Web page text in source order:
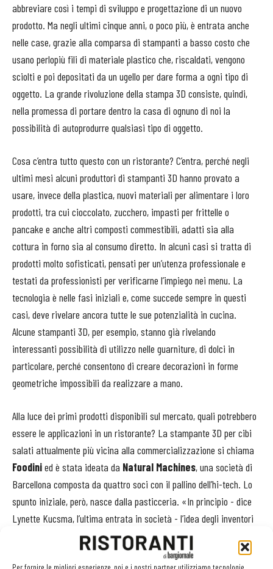
abbreviare così i tempi di sviluppo e progettazione di un nuovo
prodotto. Ma negli ultimi cinque anni, o poco più, è entrata anche
nelle case, grazie alla comparsa di stampanti a basso costo che
usano perlopiù fili di materiale plastico che, riscaldati, vengono
sciolti e poi depositati da un ugello per dare forma a ogni tipo di
oggetto. La grande rivoluzione della stampa 3D consiste, quindi,
nella promessa di portare dentro la casa di ognuno di noi la
possibilità di autoprodurre qualsiasi tipo di oggetto.
Cosa c’entra tutto questo con un ristorante? C’entra, perché negli
ultimi mesi alcuni produttori di stampanti 3D hanno provato a
usare, invece della plastica, nuovi materiali per alimentare i loro
prodotti, tra cui cioccolato, zucchero, impasti per frittelle o
pancake e anche altri composti commestibili, adatti sia alla
cottura in forno sia al consumo diretto. In alcuni casi si tratta di
prodotti molto sofisticati, pensati per un’utenza professionale e
testati da professionisti per verificarne l’impiego nei menu. La
tecnologia è nelle fasi iniziali e, come succede sempre in questi
casi, deve rivelare ancora tutte le sue potenzialità in cucina.
Alcune stampanti 3D, per esempio, stanno già rivelando
interessanti possibilità di utilizzo nelle guarniture, di dolci in
particolare, perché consentono di creare decorazioni in forme
geometriche impossibili da realizzare a mano.
Alla luce dei primi prodotti disponibili sul mercato, quali potrebbero
essere le applicazioni in un ristorante? La stampante 3D per cibi
salati attualmente più vicina alla commercializzazione si chiama
Foodinied è stata ideata da Natural Machines, una società di
Barcellona composta da quattro soci con il pallino dell’hi-tech. Lo
spunto iniziale, però, nasce dalla pasticceria. «In principio - dice
Lynette Kucsma, l’ultima entrata in società - l’idea degli inventori
della macchina era superare un problema tipico della pasticceria
vegana, in cui i costi alti del prodotto finale sono legati solo per il